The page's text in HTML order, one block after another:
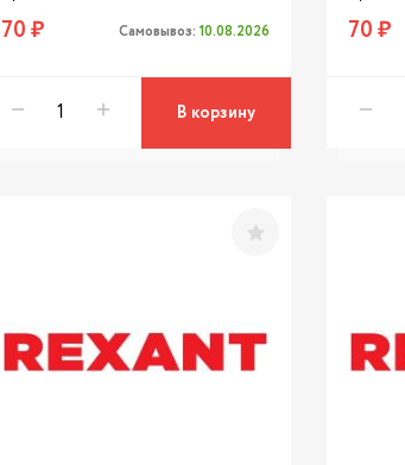
70 ₽ Самовывоз:10.08.2026
В корзину
70 ₽